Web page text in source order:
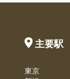
主要駅
東京